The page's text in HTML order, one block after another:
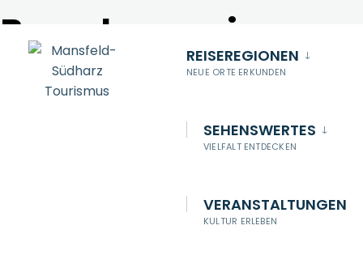
zum
Inhalt
Webseite
REISEREGIONEN
NEUE ORTE ERKUNDEN
SEHENSWERTES
VIELFALT ENTDECKEN
VERANSTALTUNGEN
KULTUR ERLEBEN
Besucherservice
Alle Standorte vor Ort auf einen Blick
Broschüren & Infomaterial
Alles rund um Mansfeld-Südharz